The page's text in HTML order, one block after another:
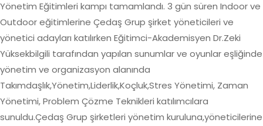
Yönetim Eğitimleri kampı tamamlandı. 3 gün süren Indoor ve
Outdoor eğitimlerine Çedaş Grup şirket yöneticileri ve
yönetici adayları katılırken Eğitimci-Akademisyen Dr.Zeki
Yüksekbilgili tarafından yapılan sunumlar ve oyunlar eşliğinde
yönetim ve organizasyon alanında
Takımdaşlık,Yönetim,Liderlik,Koçluk,Stres Yönetimi, Zaman
Yönetimi, Problem Çözme Teknikleri katılımcılara
sunuldu.Çedaş Grup şirketleri yönetim kuruluna,yöneticilerine